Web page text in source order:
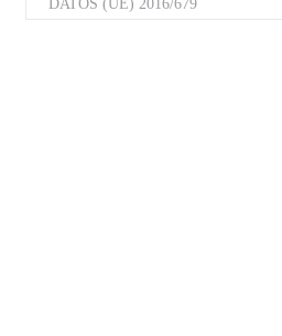
DATOS (UE) 2016/679